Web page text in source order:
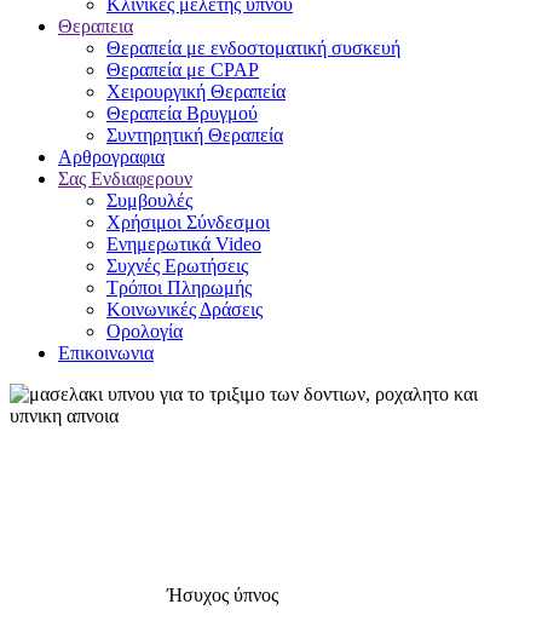
Κλινικές μελέτης ύπνου
Θεραπεια
Θεραπεία με ενδοστοματική συσκευή
Θεραπεία με CPAP
Χειρουργική Θεραπεία
Θεραπεία Βρυγμού
Συντηρητική Θεραπεία
Αρθρογραφια
Σας Ενδιαφερουν
Συμβουλές
Χρήσιμοι Σύνδεσμοι
Ενημερωτικά Video
Συχνές Ερωτήσεις
Τρόποι Πληρωμής
Κοινωνικές Δράσεις
Ορολογία
Επικοινωνια
Ήσυχος ύπνος